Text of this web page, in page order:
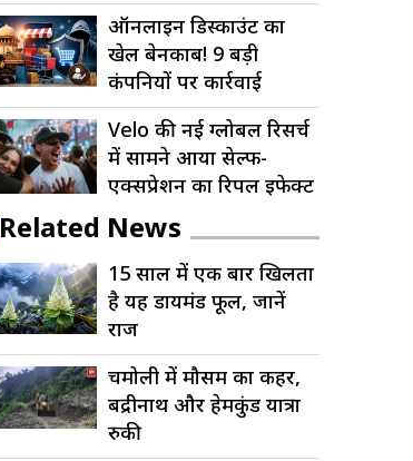
भूस्खलन और बाढ़
के खतरे से चारधाम
यात्रा पर लगा ब्रेक
ऑनलाइन डिस्काउंट का
खेल बेनकाब! 9 बड़ी
कंपनियों पर कार्रवाई
Velo की नई ग्लोबल रिसर्च
में सामने आया सेल्फ-
एक्सप्रेशन का रिपल इफेक्ट
Related News
15 साल में एक बार खिलता
है यह डायमंड फूल, जानें
राज
चमोली में मौसम का कहर,
बद्रीनाथ और हेमकुंड यात्रा
रुकी